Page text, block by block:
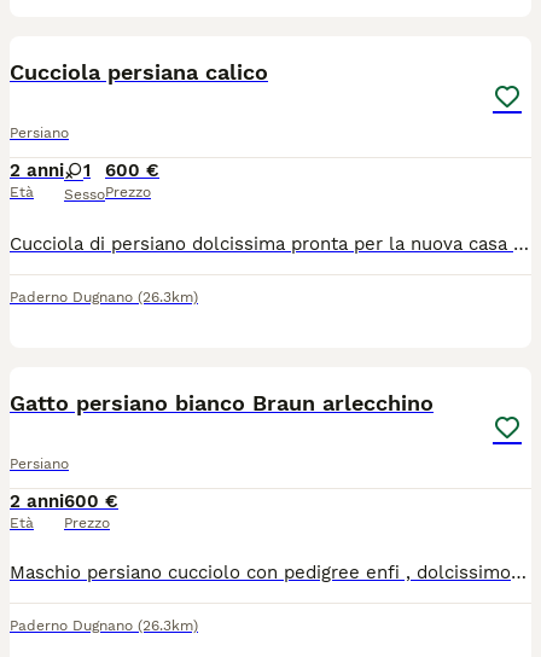
Cucciola persiana calico
Persiano
2 anni
Età
1
Sesso
600 €
Prezzo
Cucciola di persiano dolcissima pronta per la nuova casa con pedigree enfi libretto sanitario 2 vaccini microchip. Siamo di Paderno Dugnano Milano per visionarla chiamateci solo se interessati grazie
Paderno Dugnano (26.3km)
Gatto persiano bianco Braun arlecchino
Persiano
2 anni
Età
600 €
Prezzo
Maschio persiano cucciolo con pedigree enfi , dolcissimo si cede con 2 vaccini ,ciclo sverminazione , microchip. Siamo di Paderno Dugnano Milano per visionarlo. Solo se interessati.
Paderno Dugnano (26.3km)